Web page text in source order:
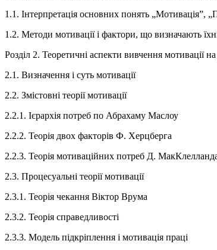
1.1. Інтерпретація основних понять „Мотивація”,
1.2. Методи мотивації і фактори, що визначають
Розділ 2. Теоретичні аспекти вивчення мотивації на
2.1. Визначення і суть мотивації
2.2. Змістовні теорії мотивації
2.2.1. Ієрархія потреб по Абрахаму Маслоу
2.2.2. Теорія двох факторів Ф. Херцберга
2.2.3. Теорія мотиваційних потреб Д.
2.3. Процесуальні теорії мотивації
2.3.1. Теорія чекання Віктор Врума
2.3.2. Теорія справедливості
2.3.3. Модель підкріплення і мотивація праці